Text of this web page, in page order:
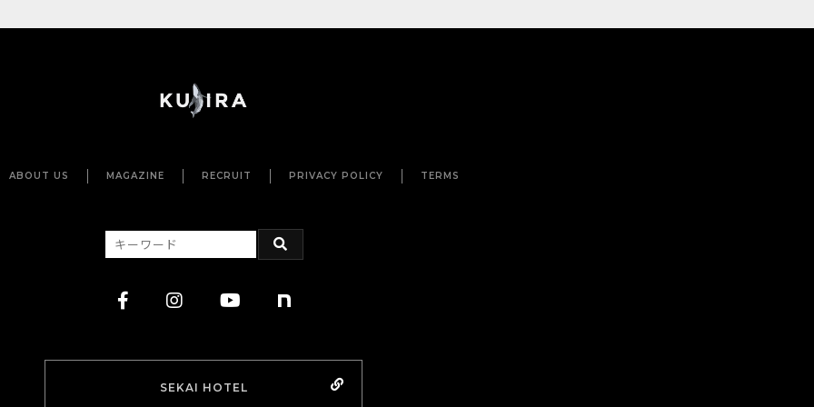
ABOUT US MAGAZINE RECRUIT PRIVACY POLICY TERMS
SEKAI HOTEL